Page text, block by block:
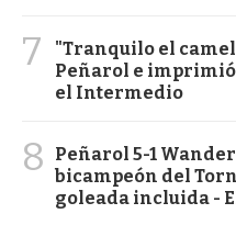
7
"Tranquilo el
Peñarol e
el Intermedio
8
Peñarol 5-1
bicampeón del
goleada incluida -